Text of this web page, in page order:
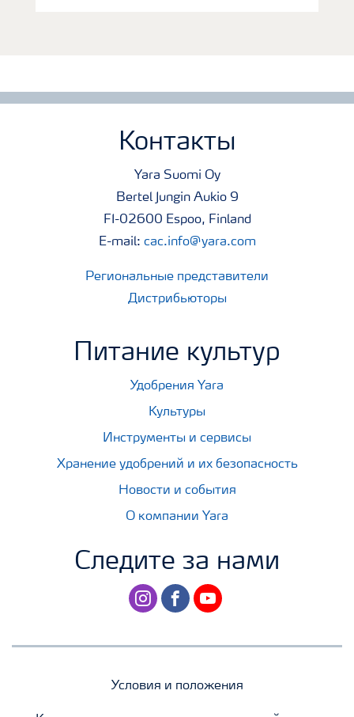
Контакты
Yara Suomi Oy
Bertel Jungin Aukio 9
FI-02600 Espoo, Finland
E-mail: cac.info@yara.com
Региональные представители
Дистрибьюторы
Питание культур
Удобрения Yara
Культуры
Инструменты и сервисы
Хранение удобрений и их безопасность
Новости и события
О компании Yara
Следите за нами
instagramfacebookyoutube
Условия и положения